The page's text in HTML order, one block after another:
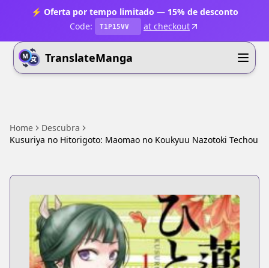
⚡ Oferta por tempo limitado — 15% de desconto
Code:
T1P15VV at checkout
TranslateManga
Home
Descubra
Kusuriya no Hitorigoto: Maomao no Koukyuu Nazotoki Techou